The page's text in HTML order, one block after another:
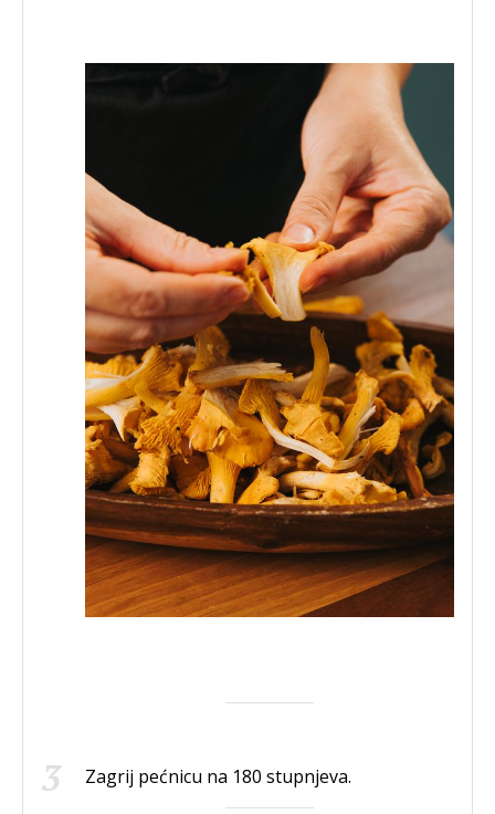
Zagrij pećnicu na 180 stupnjeva.